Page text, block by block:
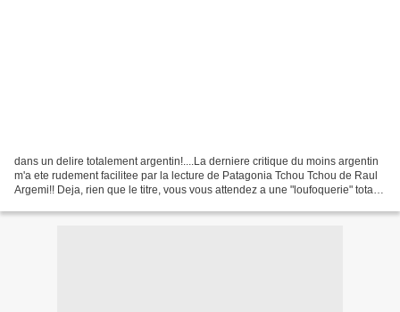
dans un delire totalement argentin!....La derniere critique du moins argentin
m'a ete rudement facilitee par la lecture de Patagonia Tchou Tchou de Raul
Argemi!! Deja, rien que le titre, vous vous attendez a une "loufoquerie" totale.